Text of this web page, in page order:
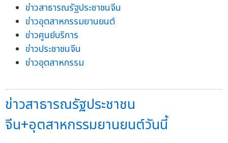
ข่าวสาธารณรัฐประชาชนจีน
ข่าวอุตสาหกรรมยานยนต์
ข่าวศูนย์บริการ
ข่าวประชาชนจีน
ข่าวอุตสาหกรรม
ข่าวสาธารณรัฐประชาชน
จีน+อุตสาหกรรมยานยนต์วันนี้